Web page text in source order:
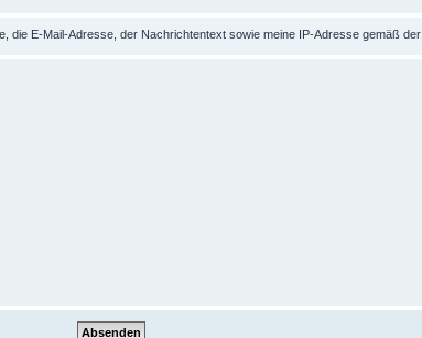
die E-Mail-Adresse, der Nachrichtentext sowie meine IP-Adresse gemäß der